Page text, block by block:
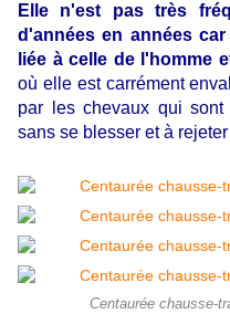
Elle n'est pas très
d'années en années
liée à celle de l'homme
où elle est carrément
par les chevaux qui
sans se blesser et à
Centaurée chausse-